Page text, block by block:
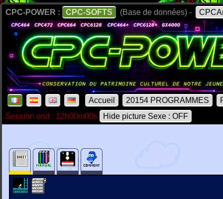
CPC-POWER : CPC-SOFTS (Base de données) -
Accueil 20154 PROGRAMMES
Session end : 12h00m00s
Hide picture Sexe : OFF